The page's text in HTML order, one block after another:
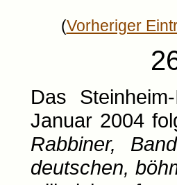
(Vorheriger
Das
Januar 2004
Rabbiner,
deutschen,